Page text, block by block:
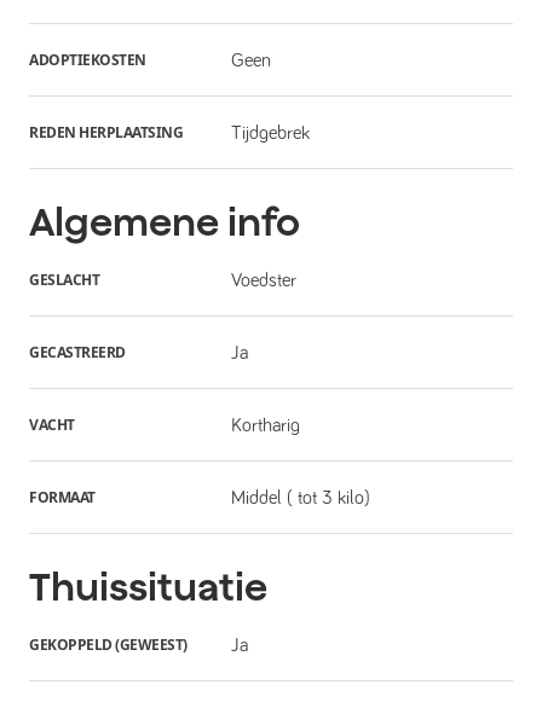
ADOPTIEKOSTEN Geen
REDEN HERPLAATSING Tijdgebrek
Algemene info
GESLACHT Voedster
GECASTREERD Ja
VACHT Kortharig
FORMAAT Middel ( tot 3 kilo)
Thuissituatie
GEKOPPELD (GEWEEST) Ja